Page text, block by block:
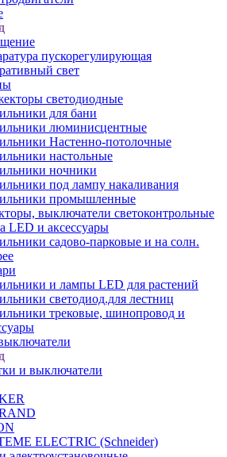
пускорегулирующая
свет
светодиодные
для бани
люминисцентные
Настенно-потолочные
настольные
ночники
под лампу накаливания
промышленные
выключатели светоконтрольные
LED и аксессуары
садово-парковые и на солн.
и лампы LED для растений
светодиод.для лестниц
трековые, шинопровод и
и выключатели
ELECTRIC (Schneider)